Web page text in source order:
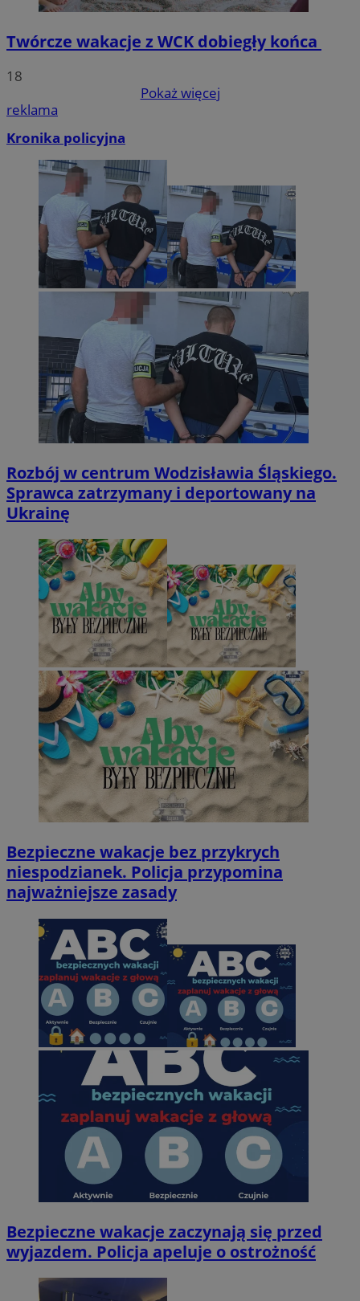
Twórcze wakacje z WCK dobiegły końca
18
Pokaż więcej
reklama
Kronika policyjna
Rozbój w centrum Wodzisławia Śląskiego.
Sprawca zatrzymany i deportowany na
Ukrainę
Bezpieczne wakacje bez przykrych
niespodzianek. Policja przypomina
najważniejsze zasady
Bezpieczne wakacje zaczynają się przed
wyjazdem. Policja apeluje o ostrożność